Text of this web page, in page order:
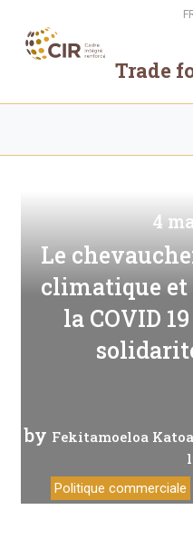
contenu
principal
your
Trade
4
Le
climatique et
la COVID
by Fekitamoeloa
Politique commerciale